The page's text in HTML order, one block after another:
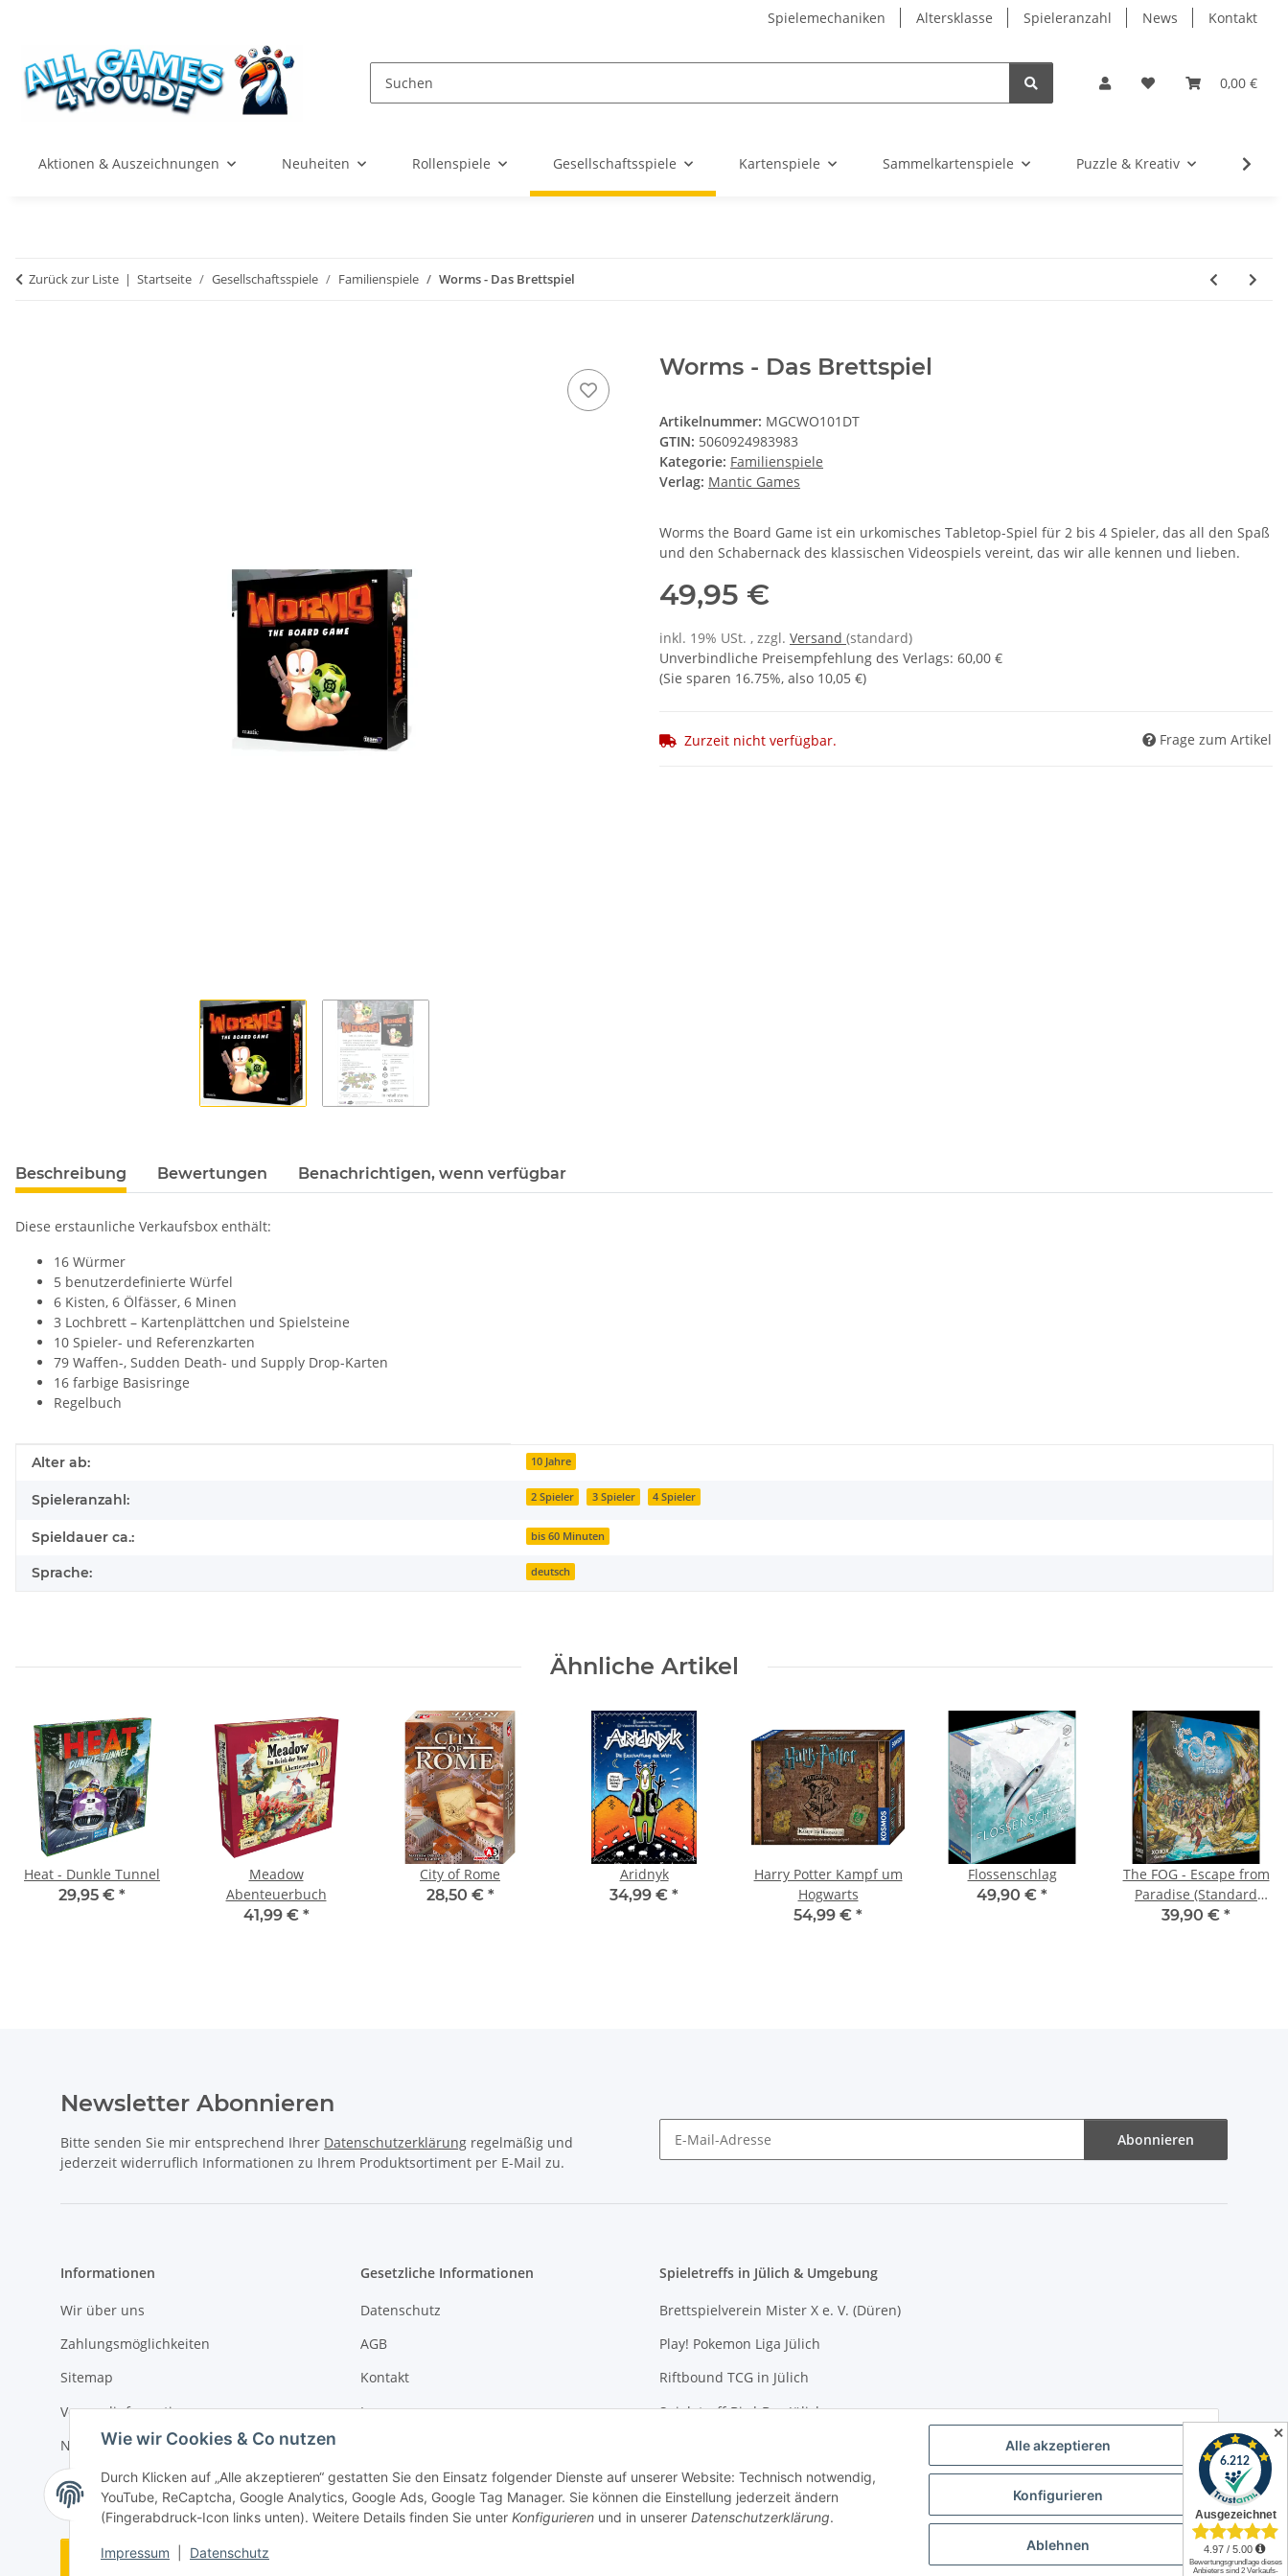
Alle akzeptieren
Konfigurieren
Ablehnen
Wie wir Cookies & Co nutzen
Durch Klicken auf „Alle akzeptieren“ gestatten Sie den Einsatz folgender Dienste auf unserer Website: Technisch notwendig,
YouTube, ReCaptcha, Google Analytics, Google Ads, Google Tag Manager. Sie können die Einstellung jederzeit ändern
(Fingerabdruck-Icon links unten). Weitere Details finden Sie unter Konfigurieren und in unserer Datenschutzerklärung.
Impressum Datenschutz
Spielemechaniken Altersklasse Spieleranzahl News Kontakt
0,00 €
Aktionen & Auszeichnungen Neuheiten Rollenspiele Gesellschaftsspiele Kartenspiele Sammelkartenspiele Puzzle & Kreativ
Zurück zur Liste Startseite Gesellschaftsspiele Familienspiele Worms - Das Brettspiel
Worms - Das Brettspiel
Artikelnummer: MGCWO101DT
GTIN: 5060924983983
Kategorie: Familienspiele
Verlag: Mantic Games
Worms the Board Game ist ein urkomisches Tabletop-Spiel für 2 bis 4 Spieler, das all den Spaß
und den Schabernack des klassischen Videospiels vereint, das wir alle kennen und lieben.
49,95 €
inkl. 19% USt. , zzgl. Versand (standard)
Unverbindliche Preisempfehlung des Verlags: 60,00 €
(Sie sparen 16.75%, also 10,05 €)
Zurzeit nicht verfügbar. Frage zum Artikel
Beschreibung Bewertungen Benachrichtigen, wenn verfügbar
Diese erstaunliche Verkaufsbox enthält:
16 Würmer
5 benutzerdefinierte Würfel
6 Kisten, 6 Ölfässer, 6 Minen
3 Lochbrett – Kartenplättchen und Spielsteine
10 Spieler- und Referenzkarten
79 Waffen-, Sudden Death- und Supply Drop-Karten
16 farbige Basisringe
Regelbuch
Produkteigenschaft
Wert
Alter ab: 10 Jahre
Spieleranzahl: 2 Spieler 3 Spieler 4 Spieler
Spieldauer ca.: bis 60 Minuten
Sprache: deutsch
Ähnliche Artikel
Heat - Dunkle Tunnel
29,95 € *
Meadow
Abenteuerbuch
41,99 € *
City of Rome
28,50 € *
Aridnyk
34,99 € *
Harry Potter Kampf um
Hogwarts
54,99 € *
Flossenschlag
49,90 € *
The FOG - Escape from
Paradise (Standard
Edition)
39,90 € *
Newsletter Abonnieren
Bitte senden Sie mir entsprechend Ihrer Datenschutzerklärung regelmäßig und
jederzeit widerruflich Informationen zu Ihrem Produktsortiment per E-Mail zu.
Abonnieren
Informationen
Wir über uns
Zahlungsmöglichkeiten
Sitemap
Versandinformationen
Newsletter
Gesetzliche Informationen
Datenschutz
AGB
Kontakt
Impressum
Spieletreffs in Jülich & Umgebung
Brettspielverein Mister X e. V. (Düren)
Play! Pokemon Liga Jülich
Riftbound TCG in Jülich
Spieletreff Bird-Box Jülich
Mittwochs-Spielen bei Allgames4you
Vertrag widerrufen
✕